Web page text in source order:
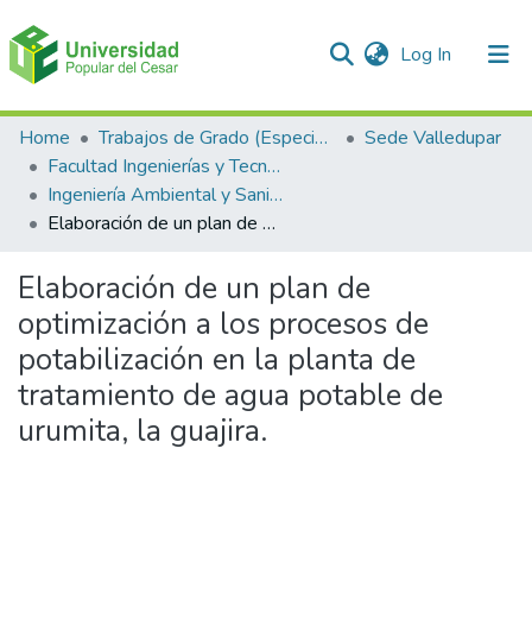
Log In (current)
Communities & Collections
All of DSpace
Statistics
Home Trabajos de Grado (Especializaciones y Pregrados)
Sede Valledupar
Facultad Ingenierías y Tecnologías
Ingeniería Ambiental y Sanitaria.
Elaboración de un plan de optimización a los procesos de potabilización en la planta de tratamiento de agua potable de urumita, la guajira.
Elaboración de un plan de
optimización a los procesos de
potabilización en la planta de
tratamiento de agua potable de
urumita, la guajira.